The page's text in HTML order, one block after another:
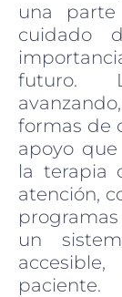
una
cuidado
futuro.
formas de
apoyo
la terapia
atención,
un
paciente.